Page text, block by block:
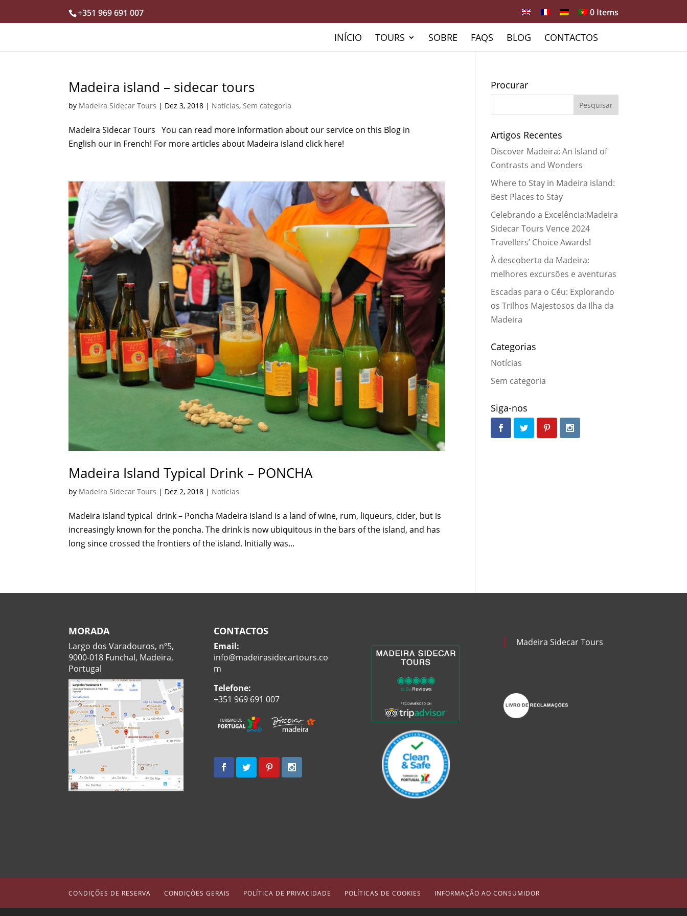
+351 969 691 007 0 Items
INÍCIO TOURS SOBRE FAQS BLOG CONTACTOS
Madeira island – sidecar tours
by Madeira Sidecar Tours | Dez 3, 2018 | Notícias,Sem categoria
Madeira Sidecar Tours You can read more information about our service on this Blog in
English our in French! For more articles about Madeira island click here!
Madeira Island Typical Drink – PONCHA
by Madeira Sidecar Tours | Dez 2, 2018 | Notícias
Madeira island typical drink – Poncha Madeira island is a land of wine, rum, liqueurs, cider, but is
increasingly known for the poncha. The drink is now ubiquitous in the bars of the island, and has
long since crossed the frontiers of the island. Initially was...
Procurar
Artigos Recentes
Discover Madeira: An Island of
Contrasts and Wonders
Where to Stay in Madeira island:
Best Places to Stay
Celebrando a Excelência:Madeira
Sidecar Tours Vence 2024
Travellers’ Choice Awards!
À descoberta da Madeira:
melhores excursões e aventuras
Escadas para o Céu: Explorando
os Trilhos Majestosos da Ilha da
Madeira
Categorias
Notícias
Sem categoria
Siga-nos
MORADA
Largo dos Varadouros, nº5,
9000-018 Funchal, Madeira,
Portugal
CONTACTOS
Email:
info@madeirasidecartours.co
m
Telefone:
+351 969 691 007
Madeira Sidecar Tours
CONDIÇÕES DE RESERVA CONDIÇÕES GERAIS POLÍTICA DE PRIVACIDADE POLÍTICAS DE COOKIES INFORMAÇÃO AO CONSUMIDOR